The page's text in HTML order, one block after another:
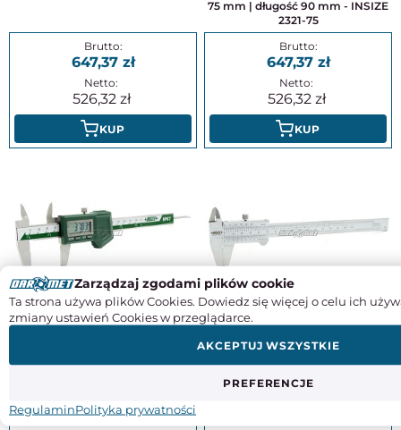
647,37
526,32
KUP
75 mm | długość 90 mm - INSIZE
2321-75
647,37
526,32
KUP
Suwmiarka elektroniczna
wodoodporna 150 mm (bez rolki) |
314,62
Suwmiarka noniuszowa 150 mm
(0,02 mm) ze śrubą - INSIZE 1205-
92,95
Zarządzaj zgodami plików cookie
Ta strona używa plików Cookies. Dowiedz się więcej o celu ich
zmiany ustawień Cookies w przeglądarce.
PREFERENCJE
AKCEPTUJ WSZYSTKIE
RegulaminPolityka prywatności